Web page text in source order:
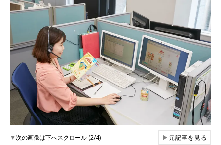
▼次の画像は下へスクロール (2/4) ▶元記事を見る